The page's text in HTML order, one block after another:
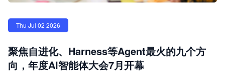
Thu Jul 02 2026
聚焦自进化、Harness等Agent最火的九个方
向，年度AI智能体大会7月开幕